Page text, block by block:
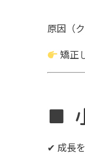
原因（
矯正
■
✔ 成長